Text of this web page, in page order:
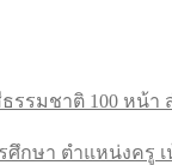
รมชาติ 100 หน้า
ษา ตำแหน่งครู